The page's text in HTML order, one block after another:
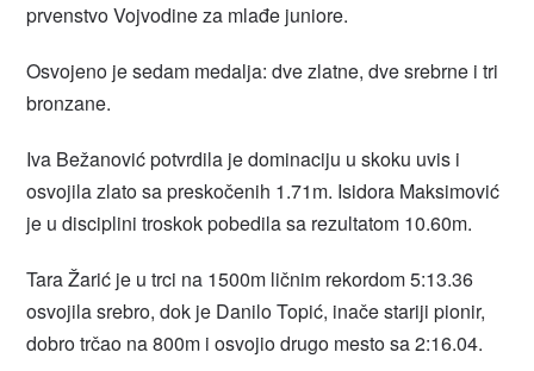
prvenstvo Vojvodine za mlađe juniore.
Osvojeno je sedam medalja: dve zlatne, dve srebrne i tri
bronzane.
Iva Bežanović potvrdila je dominaciju u skoku uvis i
osvojila zlato sa preskočenih 1.71m. Isidora Maksimović
je u disciplini troskok pobedila sa rezultatom 10.60m.
Tara Žarić je u trci na 1500m ličnim rekordom 5:13.36
osvojila srebro, dok je Danilo Topić, inače stariji pionir,
dobro trčao na 800m i osvojio drugo mesto sa 2:16.04.